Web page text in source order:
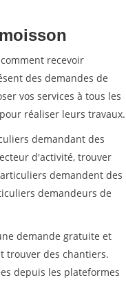
recevoir
des demandes de
vos services à tous les
réaliser leurs travaux.
demandant des
d'activité, trouver
demandent des
demandeurs de
demande gratuite et
trouver des chantiers.
depuis les plateformes